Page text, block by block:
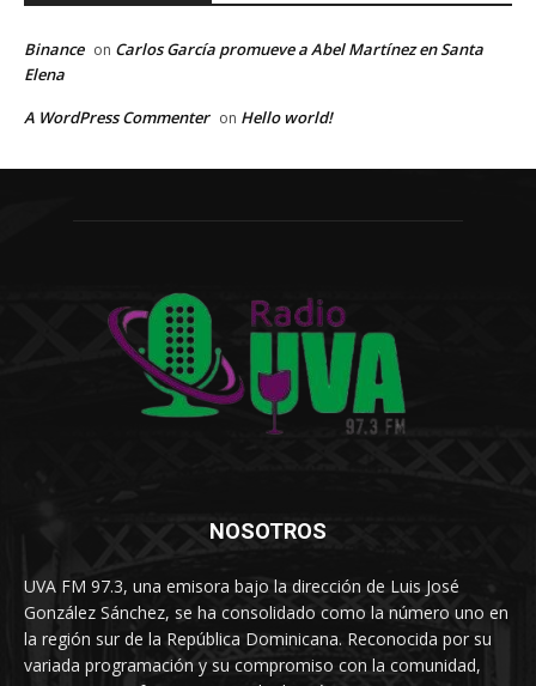
Binance on Carlos García promueve a Abel Martínez en Santa
Elena
A WordPress Commenter on Hello world!
NOSOTROS
UVA FM 97.3, una emisora bajo la dirección de Luis José
González Sánchez, se ha consolidado como la número uno en
la región sur de la República Dominicana. Reconocida por su
variada programación y su compromiso con la comunidad,